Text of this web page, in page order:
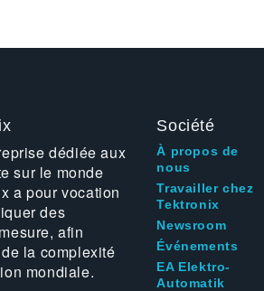
dédiée aux
sur le monde
a pour vocation
des
afin
la complexité
mondiale.
Société
À propos de
nous
Travailler chez
Tektronix
Newsroom
Événements
EA Elektro-
Automatik